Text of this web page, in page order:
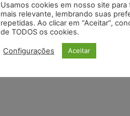
Usamos cookies em nosso site
mais relevante, lembrando suas
repetidas. Ao clicar em “Aceitar”,
de TODOS os cookies.
Configurações Aceitar